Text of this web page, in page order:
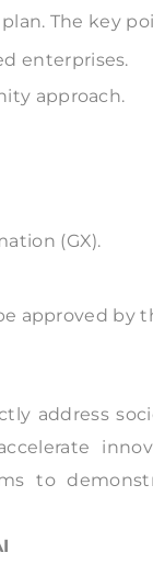
The key
enterprises.
approach.
(GX).
approved by
address
to